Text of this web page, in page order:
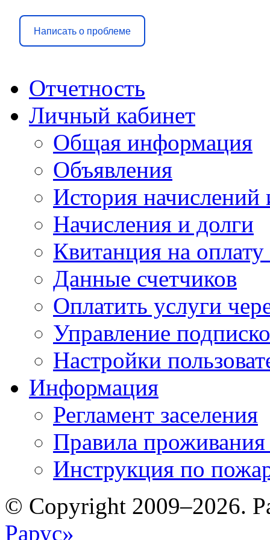
Написать о проблеме
Отчетность
Личный кабинет
Общая информация
Объявления
История начислений
Начисления и долги
Квитанция на
Данные счетчиков
Оплатить услуги
Управление
Настройки
Информация
Регламент заселения
Правила
Инструкция по
© Copyright 2009–2026.
Рарус»